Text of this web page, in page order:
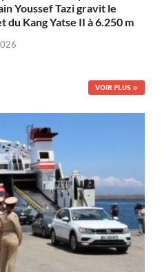
Youssef Tazi gravit le
du Kang Yatse II à 6.250 m
VOIR PLUS